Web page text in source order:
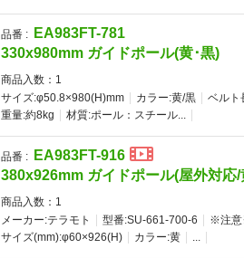
品番 :
EA983FT-781
330x980mm ガイドポール(黄･黒)
商品入数： 1
サイズ:φ50.8×980(H)mm
カラー:黄/黒 ベルト
重量:約8kg
材質:ポール：スチール...
品番 :
EA983FT-916
380x926mm ガイドポール(屋外対応/
商品入数： 1
メーカー:テラモト
型番:SU-661-700-6
※注意
サイズ(mm):φ60×926(H)
カラー:黄 ...